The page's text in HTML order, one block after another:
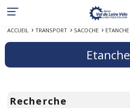
ACCUEIL TRANSPORT SACOCHE ETANCHE
Etanche
Recherche